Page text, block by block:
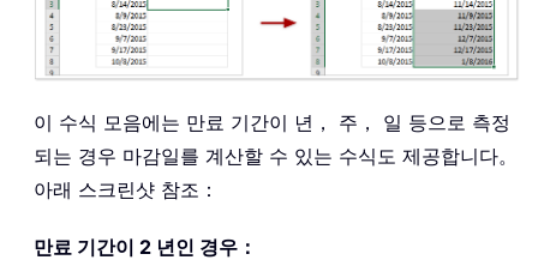
이 수식 모음에는 만료 기간이 년， 주， 일 등으로 측정
되는 경우 마감일를 계산할 수 있는 수식도 제공합니다。
아래 스크린샷 참조：
만료 기간이 2 년인 경우：